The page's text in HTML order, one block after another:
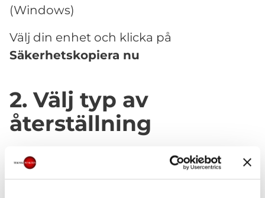
(Windows)
Välj din enhet och klicka på
Säkerhetskopiera nu
2. Välj typ av
återställning
Mjuk återställning (omstart)